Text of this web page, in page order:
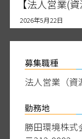
【法人営業(
2026年5月22日
募集職種
法人営業（資
勤務地
勝田環境株